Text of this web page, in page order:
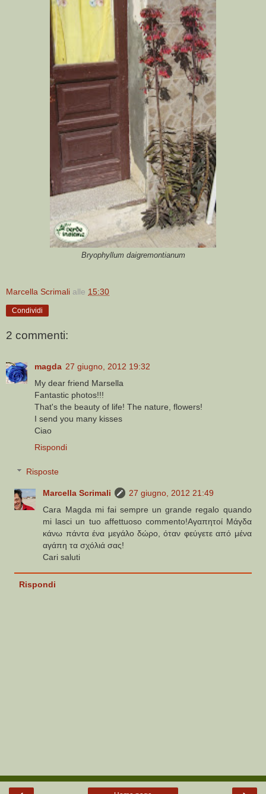
Bryophyllum daigremontianum
Marcella Scrimali alle 15:30
Condividi
2 commenti:
magda 27 giugno, 2012 19:32
My dear friend Marsella
Fantastic photos!!!
That's the beauty of life! The nature, flowers!
I send you many kisses
Ciao
Rispondi
Risposte
Marcella Scrimali
27 giugno, 2012 21:49
Cara Magda mi fai sempre un grande regalo quando
mi lasci un tuo affettuoso commento!Αγαπητοί Μάγδα
κάνω πάντα ένα μεγάλο δώρο, όταν φεύγετε από μένα
αγάπη τα σχόλιά σας!
Cari saluti
Rispondi